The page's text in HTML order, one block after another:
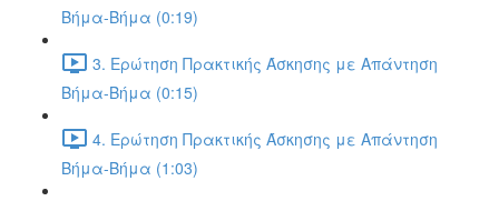
Βήμα-Βήμα (0:19)
3. Ερώτηση Πρακτικής Άσκησης με Απάντηση
Βήμα-Βήμα (0:15)
4. Ερώτηση Πρακτικής Άσκησης με Απάντηση
Βήμα-Βήμα (1:03)